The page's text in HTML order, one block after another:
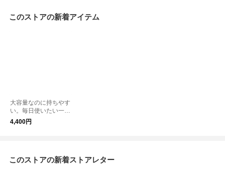
このストアの新着アイテム
大容量なのに持ちやす
い。毎日使いたい一
本。 人にもペットに
も シェアボトル TAK
4,400円
このストアの新着ストアレター